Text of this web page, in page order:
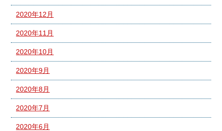
2020年12月
2020年11月
2020年10月
2020年9月
2020年8月
2020年7月
2020年6月